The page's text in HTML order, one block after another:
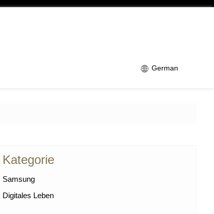
German
Kategorie
Samsung
Digitales Leben